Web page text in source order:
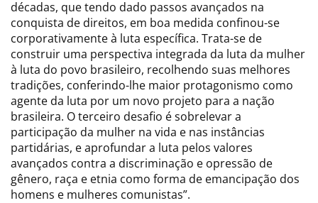
décadas, que tendo dado passos avançados na
conquista de direitos, em boa medida confinou-se
corporativamente à luta específica. Trata-se de
construir uma perspectiva integrada da luta da mulher
à luta do povo brasileiro, recolhendo suas melhores
tradições, conferindo-lhe maior protagonismo como
agente da luta por um novo projeto para a nação
brasileira. O terceiro desafio é sobrelevar a
participação da mulher na vida e nas instâncias
partidárias, e aprofundar a luta pelos valores
avançados contra a discriminação e opressão de
gênero, raça e etnia como forma de emancipação dos
homens e mulheres comunistas”.